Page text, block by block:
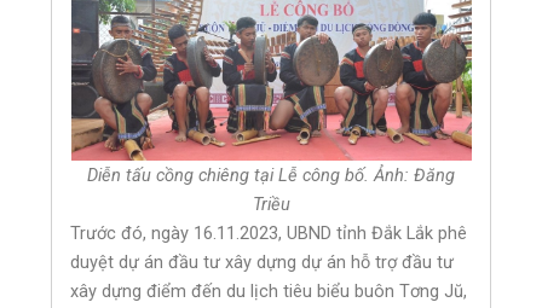
Diễn tấu cồng chiêng tại Lễ công bố. Ảnh: Đăng
Triều
Trước đó, ngày 16.11.2023, UBND tỉnh Đắk Lắk phê
duyệt dự án đầu tư xây dựng dự án hỗ trợ đầu tư
xây dựng điểm đến du lịch tiêu biểu buôn Tơng Jŭ,